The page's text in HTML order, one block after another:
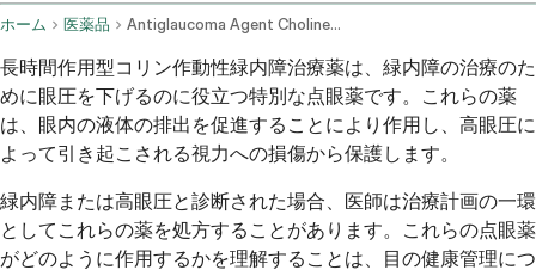
ホーム 医薬品 Antiglaucoma Agent Cholinergic Long Acting Ophthalmic Route
長時間作用型コリン作動性緑内障治療薬は、緑内障の治療のた
めに眼圧を下げるのに役立つ特別な点眼薬です。これらの薬
は、眼内の液体の排出を促進することにより作用し、高眼圧に
よって引き起こされる視力への損傷から保護します。
緑内障または高眼圧と診断された場合、医師は治療計画の一環
としてこれらの薬を処方することがあります。これらの点眼薬
がどのように作用するかを理解することは、目の健康管理につ